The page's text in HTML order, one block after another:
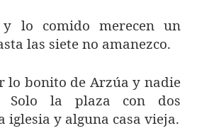
lo comido merecen un
las siete no amanezco.
lo bonito de Arzúa y nadie
Solo la plaza con dos
iglesia y alguna casa vieja.